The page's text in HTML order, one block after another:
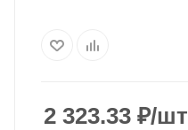
2 323.33 ₽/шт